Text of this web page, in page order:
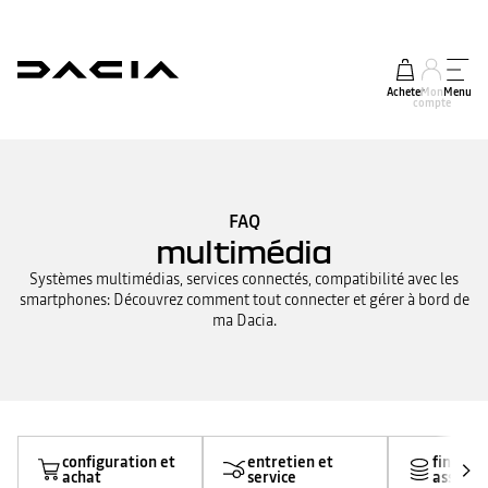
AcheterMon
compte
Menu
FAQ
multimédia
Systèmes multimédias, services connectés, compatibilité avec les
smartphones: Découvrez comment tout connecter et gérer à bord de
ma Dacia.
configuration et
achat
entretien et
service